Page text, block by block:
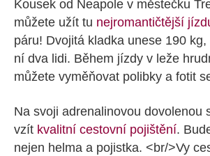
Kousek od Neapole v městečku
můžete užít tu nejromantičtější
páru! Dvojitá kladka unese 190
ní dva lidi. Během jízdy v leže
můžete vyměňovat polibky a fotit
Na svoji adrenalinovou dovolenou
vzít kvalitní cestovní pojištění.
nejen helma a pojistka. <br/>Vy